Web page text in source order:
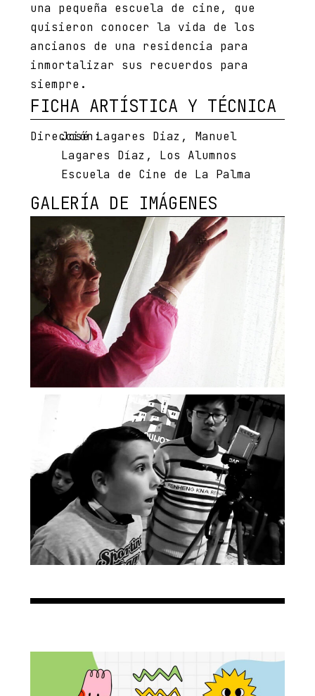
una pequeña escuela de cine, que
quisieron conocer la vida de los
ancianos de una residencia para
inmortalizar sus recuerdos para
siempre.
FICHA ARTÍSTICA Y TÉCNICA
Dirección:
José Lagares Diaz, Manuel
Lagares Díaz, Los Alumnos
Escuela de Cine de La Palma
GALERÍA DE IMÁGENES